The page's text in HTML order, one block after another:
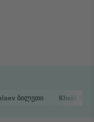
ბილეთი Khalil